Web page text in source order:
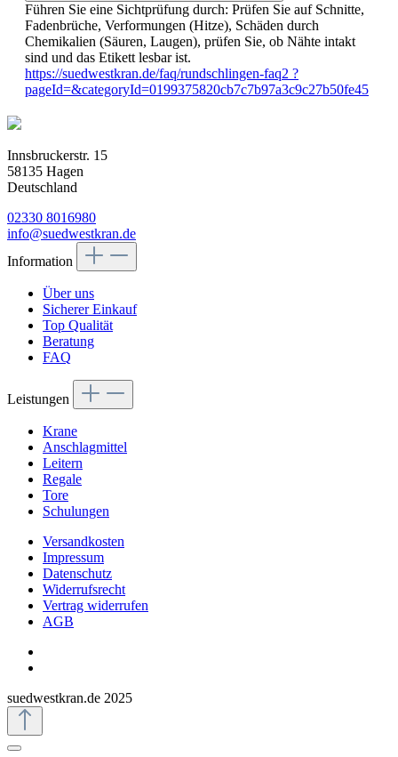
Führen Sie eine Sichtprüfung durch: Prüfen Sie auf Schnitte,
Fadenbrüche, Verformungen (Hitze), Schäden durch
Chemikalien (Säuren, Laugen), prüfen Sie, ob Nähte intakt
sind und das Etikett lesbar ist.
https://suedwestkran.de/faq/rundschlingen-faq2 ?
pageId=&categoryId=0199375820cb7c7b97a3c9c27b50fe45
Innsbruckerstr. 15
58135 Hagen
Deutschland
02330 8016980
info@suedwestkran.de
Information
Über uns
Sicherer Einkauf
Top Qualität
Beratung
FAQ
Leistungen
Krane
Anschlagmittel
Leitern
Regale
Tore
Schulungen
Versandkosten
Impressum
Datenschutz
Widerrufsrecht
Vertrag widerrufen
AGB
suedwestkran.de 2025